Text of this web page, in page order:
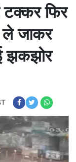
टक्कर फिर
जाकर
झकझोर